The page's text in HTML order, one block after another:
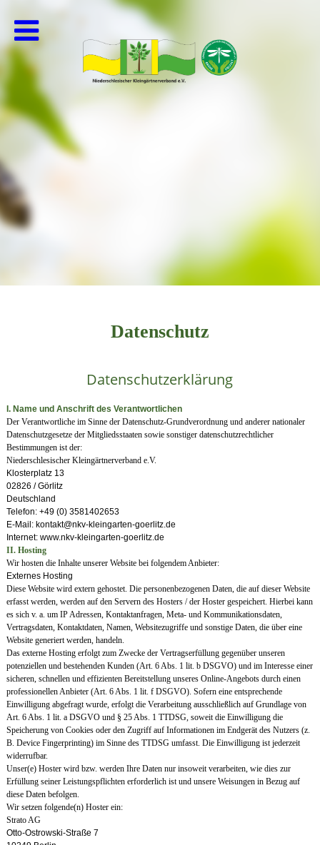
Datenschutz
Datenschutzerklärung
I. Name und Anschrift des Verantwortlichen
Der Verantwortliche im Sinne der Datenschutz-Grundverordnung und anderer nationaler
Datenschutzgesetze der Mitgliedsstaaten sowie sonstiger datenschutzrechtlicher
Bestimmungen ist der:
Niederschlesischer Kleingärtnerverband e.V.
Klosterplatz 13
02826 / Görlitz
Deutschland
Telefon: +49 (0) 3581402653
E-Mail: kontakt@nkv-kleingarten-goerlitz.de
Internet: www.nkv-kleingarten-goerlitz.de
II. Hosting
Wir hosten die Inhalte unserer Website bei folgendem Anbieter:
Externes Hosting
Diese Website wird extern gehostet. Die personenbezogenen Daten, die auf dieser Website
erfasst werden, werden auf den Servern des Hosters / der Hoster gespeichert. Hierbei kann
es sich v. a. um IP Adressen, Kontaktanfragen, Meta- und Kommunikationsdaten,
Vertragsdaten, Kontaktdaten, Namen, Websitezugriffe und sonstige Daten, die über eine
Website generiert werden, handeln.
Das externe Hosting erfolgt zum Zwecke der Vertragserfüllung gegenüber unseren
potenziellen und bestehenden Kunden (Art. 6 Abs. 1 lit. b DSGVO) und im Interesse einer
sicheren, schnellen und effizienten Bereitstellung unseres Online-Angebots durch einen
professionellen Anbieter (Art. 6 Abs. 1 lit. f DSGVO). Sofern eine entsprechende
Einwilligung abgefragt wurde, erfolgt die Verarbeitung ausschließlich auf Grundlage von
Art. 6 Abs. 1 lit. a DSGVO und § 25 Abs. 1 TTDSG, soweit die Einwilligung die
Speicherung von Cookies oder den Zugriff auf Informationen im Endgerät des Nutzers (z.
B. Device Fingerprinting) im Sinne des TTDSG umfasst. Die Einwilligung ist jederzeit
widerrufbar.
Unser(e) Hoster wird bzw. werden Ihre Daten nur insoweit verarbeiten, wie dies zur
Erfüllung seiner Leistungspflichten erforderlich ist und unsere Weisungen in Bezug auf
diese Daten befolgen.
Wir setzen folgende(n) Hoster ein:
Strato AG
Otto-Ostrowski-Straße 7